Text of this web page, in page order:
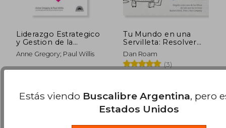
50%
dcto.
$ 131.099
$ 65.550
10%
dcto.
$
Liderazgo Estrategico
y Gestion de la
Comunicacion
Anne Gregory; Paul Willis
Tapa Blanda, Nuevo
Tu Mundo en una
Servilleta: Resolver
Problemas y Vender
Ideas Mediante
Dibujos
Dan Roam
(3)
Edición, Tapa Blanda,
Nuevo
Estás viendo Buscalibre Argentina, pero
Estados Unidos